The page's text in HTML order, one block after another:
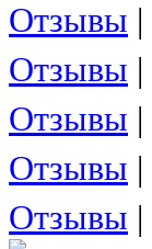
Отзывы |
Отзывы |
Отзывы |
Отзывы |
Отзывы |